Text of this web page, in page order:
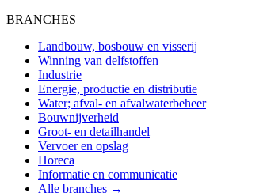
BRANCHES
Landbouw, bosbouw en visserij
Winning van delfstoffen
Industrie
Energie, productie en distributie
Water; afval- en afvalwaterbeheer
Bouwnijverheid
Groot- en detailhandel
Vervoer en opslag
Horeca
Informatie en communicatie
Alle branches →